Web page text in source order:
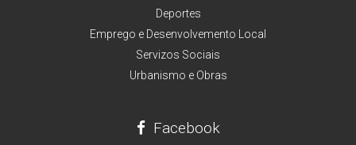
Deportes
Emprego e Desenvolvemento Local
Servizos Sociais
Urbanismo e Obras
Facebook